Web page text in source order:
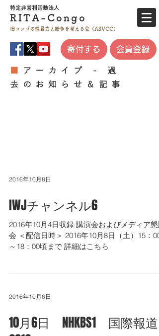
特定非営利活動法人
RITA- Co ngo
旧コンゴの性暴力と 紛争を考える会（ASVCC）
寄付する 会員登録
アーカイブ - 過
去のお知らせ＆記事
2016年10月8日
IWJチャンネル6
2016年10月4日収録 講演会およびメディア懇談
会 ＜配信日時＞ 2016年10月8日（土）15：00
～18：00頃まで 詳細はこちら
2016年10月6日
10月6日 NHKBS1 国際報道